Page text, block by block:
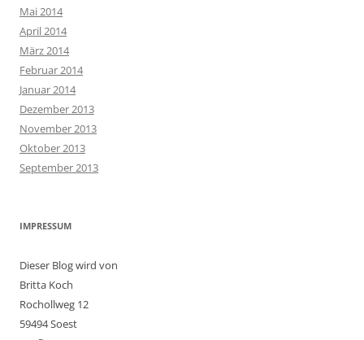
Mai 2014
April 2014
März 2014
Februar 2014
Januar 2014
Dezember 2013
November 2013
Oktober 2013
September 2013
IMPRESSUM
Dieser Blog wird von
Britta Koch
Rochollweg 12
59494 Soest